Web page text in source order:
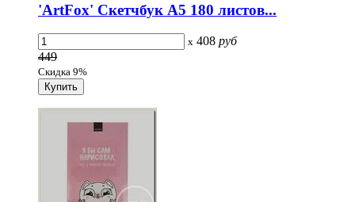
'ArtFox' Скетчбук А5 180 листов...
x 408 руб
449
Скидка 9%